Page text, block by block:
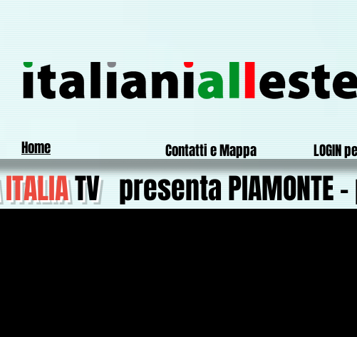
Home Contatti e Mappa LOGIN
ITALIATVpresenta PIAMONTE